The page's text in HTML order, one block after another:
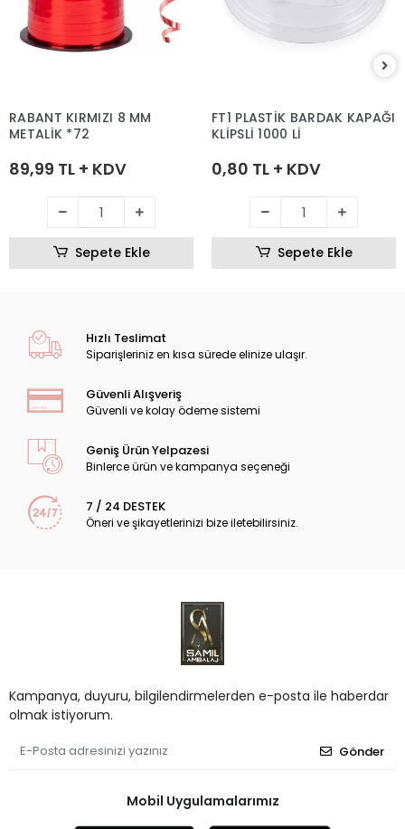
RABANT KIRMIZI 8 MM
METALİK *72
89,99 TL + KDV
Sepete Ekle
FT1 PLASTİK BARDAK KAPAĞI
KLİPSLİ 1000 Lİ
0,80 TL + KDV
Sepete Ekle
Hızlı Teslimat
Siparişleriniz en kısa sürede elinize ulaşır.
Güvenli Alışveriş
Güvenli ve kolay ödeme sistemi
Geniş Ürün Yelpazesi
Binlerce ürün ve kampanya seçeneği
7 / 24 DESTEK
Öneri ve şikayetlerinizi bize iletebilirsiniz.
Kampanya, duyuru, bilgilendirmelerden e-posta ile haberdar
olmak istiyorum.
Gönder
Mobil Uygulamalarımız